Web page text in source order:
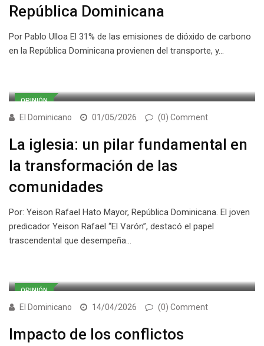
República Dominicana
Por Pablo Ulloa El 31% de las emisiones de dióxido de carbono
en la República Dominicana provienen del transporte, y…
OPINIÓN
El Dominicano 01/05/2026 (0) Comment
La iglesia: un pilar fundamental en
la transformación de las
comunidades
Por: Yeison Rafael Hato Mayor, República Dominicana. El joven
predicador Yeison Rafael “El Varón”, destacó el papel
trascendental que desempeña…
OPINIÓN
El Dominicano 14/04/2026 (0) Comment
Impacto de los conflictos